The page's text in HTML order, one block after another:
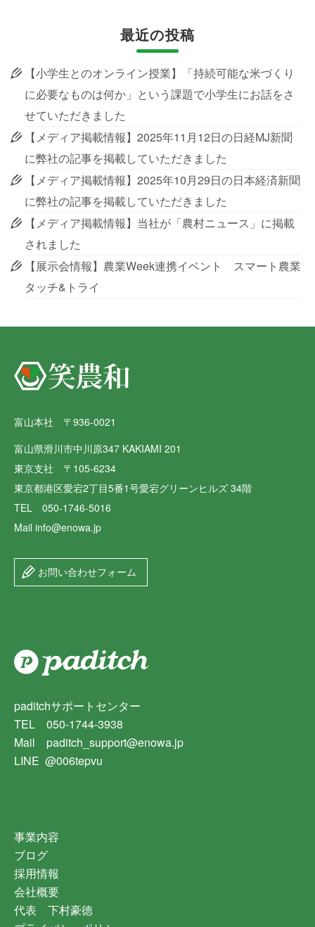
最近の投稿
【小学生とのオンライン授業】「持続可能な米づくり
に必要なものは何か」という課題で小学生にお話をさ
せていただきました
【メディア掲載情報】2025年11月12日の日経MJ新聞
に弊社の記事を掲載していただきました
【メディア掲載情報】2025年10月29日の日本経済新聞
に弊社の記事を掲載していただきました
【メディア掲載情報】当社が「農村ニュース」に掲載
されました
【展示会情報】農業Week連携イベント スマート農業
タッチ&トライ
富山本社 〒936-0021
富山県滑川市中川原347 KAKIAMI 201
東京支社 〒105-6234
東京都港区愛宕2丁目5番1号愛宕グリーンヒルズ 34階
TEL 050-1746-5016
Mail info@enowa.jp
お問い合わせフォーム
paditchサポートセンター
TEL 050-1744-3938
Mail paditch_support@enowa.jp
LINE @006tepvu
事業内容
ブログ
採用情報
会社概要
代表 下村豪徳